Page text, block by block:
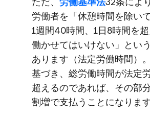
労働者を​「休憩時間を​除いて
1週間40時間、​1日8時間を​
働かせてはいけない」と​い
あります​（法定労働時間）
基づき、​総労働時間が​法定
超えるのであれば、​その​部
割増で​支払うことになります